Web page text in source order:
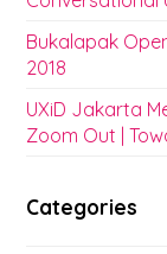
Bukalapak
2018
UXiD Jakarta
Zoom Out |
Categories